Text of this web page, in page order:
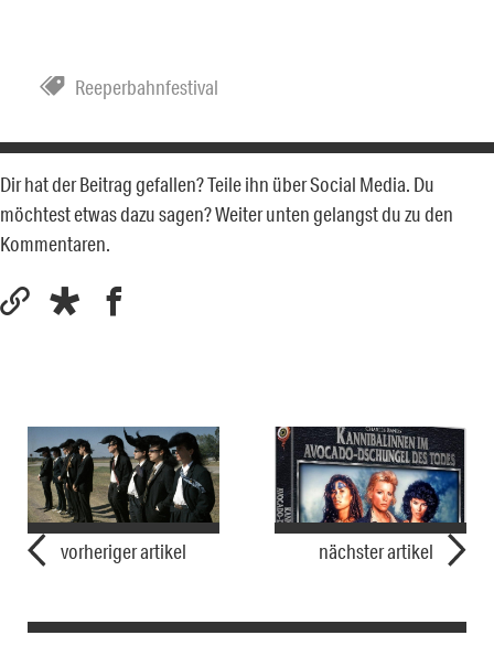
Reeperbahnfestival
Dir hat der Beitrag gefallen? Teile ihn über Social Media. Du
möchtest etwas dazu sagen? Weiter unten gelangst du zu den
Kommentaren.
vorheriger artikel nächster artikel